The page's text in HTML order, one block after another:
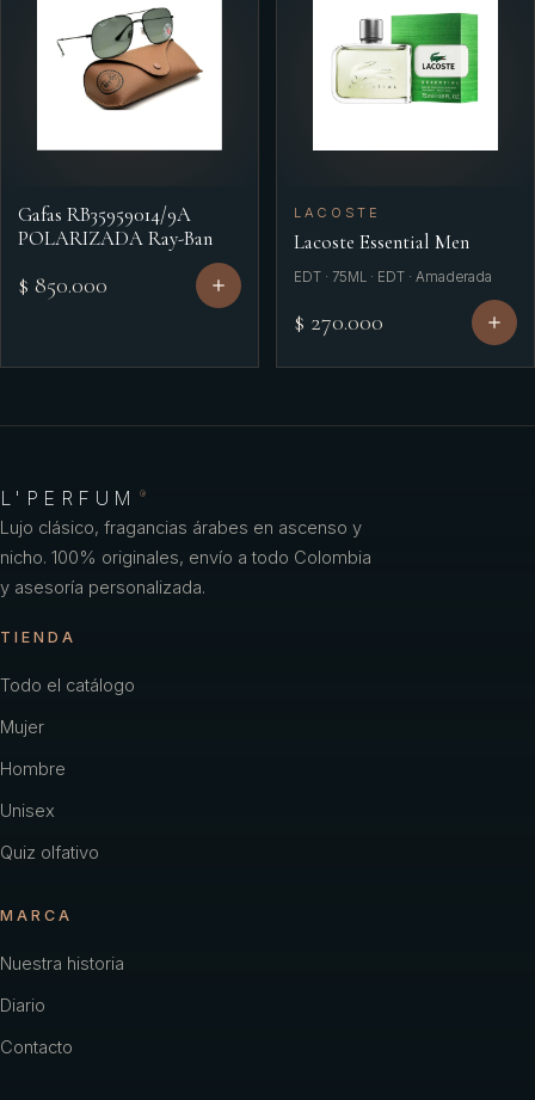
Gafas RB35959014/9A
POLARIZADA Ray-Ban
$ 850.000
LACOSTE
Lacoste Essential Men
EDT · 75ML · EDT · Amaderada
$ 270.000
L'PERFUM ®
Lujo clásico, fragancias árabes en ascenso y
nicho. 100% originales, envío a todo Colombia
y asesoría personalizada.
TIENDA
Todo el catálogo
Mujer
Hombre
Unisex
Quiz olfativo
MARCA
Nuestra historia
Diario
Contacto